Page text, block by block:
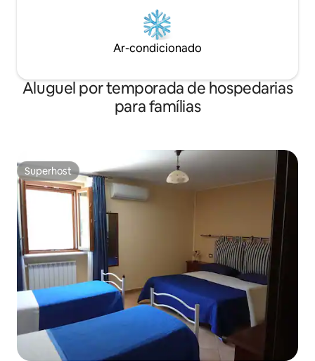
Ar-condicionado
Aluguel por temporada de hospedarias
para famílias
Superhost
Superhost